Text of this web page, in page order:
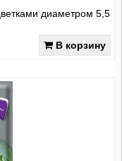
диаметром 5,5
В корзину